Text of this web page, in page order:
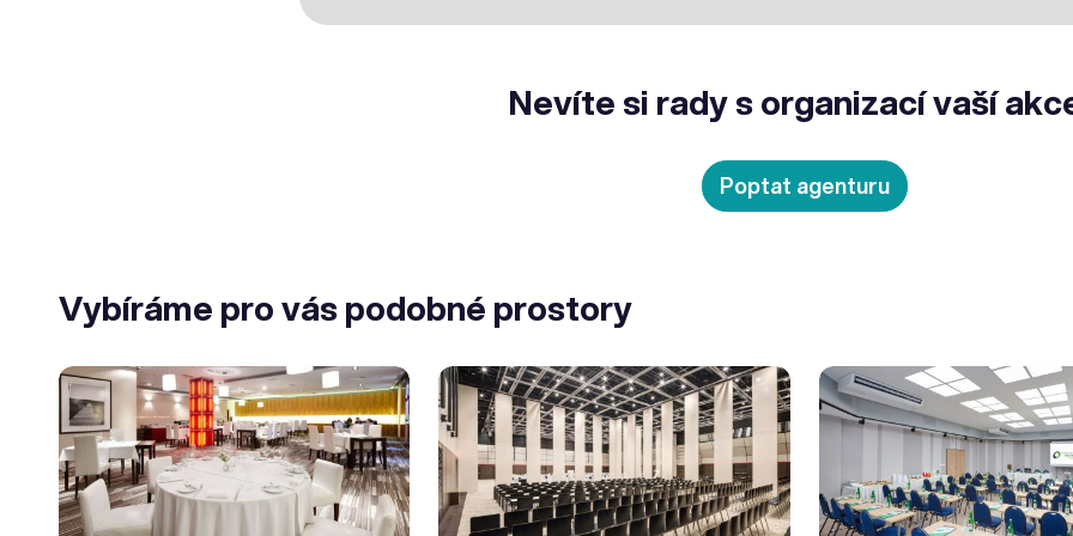
Nevíte si rady s organizací vaší
Poptat agenturu
Vybíráme pro vás podobné prostory